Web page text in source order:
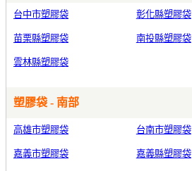
台中市塑膠袋 彰化縣塑膠袋
苗栗縣塑膠袋 南投縣塑膠袋
雲林縣塑膠袋
塑膠袋 - 南部
高雄市塑膠袋 台南市塑膠袋
嘉義市塑膠袋 嘉義縣塑膠袋